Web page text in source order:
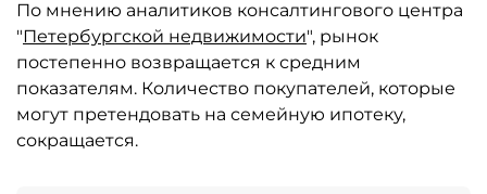
По мнению аналитиков консалтингового центра
"Петербургской недвижимости", рынок
постепенно возвращается к средним
показателям. Количество покупателей, которые
могут претендовать на семейную ипотеку,
сокращается.